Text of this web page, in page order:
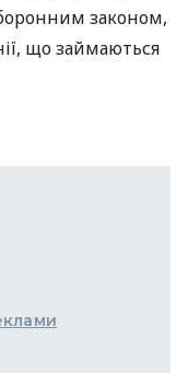
законом,
що займаються